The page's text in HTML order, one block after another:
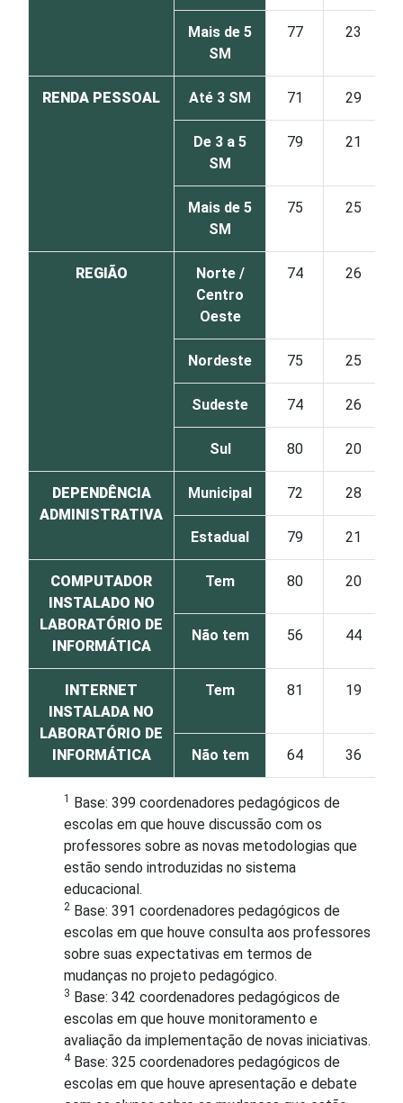
Mais de 5
SM
77 23
RENDA PESSOAL Até 3 SM 71 29
De 3 a 5
SM
79 21
Mais de 5
SM
75 25
REGIÃO
Norte /
Centro
Oeste
74 26
Nordeste 75 25
Sudeste 74 26
Sul 80 20
DEPENDÊNCIA
ADMINISTRATIVA
Municipal 72 28
Estadual 79 21
COMPUTADOR
INSTALADO NO
LABORATÓRIO DE
INFORMÁTICA
Tem 80 20
Não tem 56 44
INTERNET
INSTALADA NO
LABORATÓRIO DE
INFORMÁTICA
Tem 81 19
Não tem 64 36
1 Base: 399 coordenadores pedagógicos de
escolas em que houve discussão com os
professores sobre as novas metodologias que
estão sendo introduzidas no sistema
educacional.
2 Base: 391 coordenadores pedagógicos de
escolas em que houve consulta aos professores
sobre suas expectativas em termos de
mudanças no projeto pedagógico.
3 Base: 342 coordenadores pedagógicos de
escolas em que houve monitoramento e
avaliação da implementação de novas iniciativas.
4Base: 325 coordenadores pedagógicos de
escolas em que houve apresentação e debate